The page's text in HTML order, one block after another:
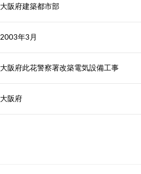
大阪府建築都市部
2003年3月
大阪府此花警察署改築電気設備工事
大阪府